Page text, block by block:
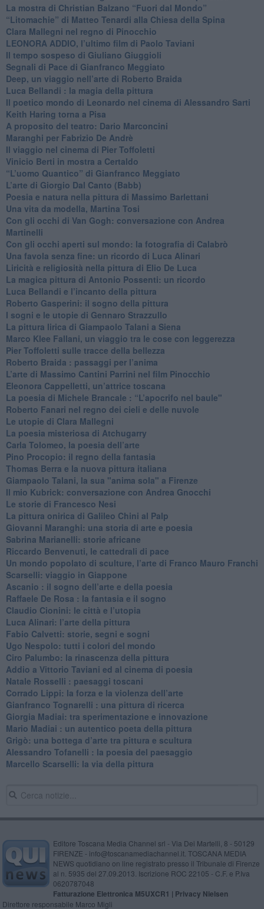
La mostra di Christian Balzano “Fuori dal Mondo”
​“Litomachie” di Matteo Tenardi alla Chiesa della Spina
​Clara Mallegni nel regno di Pinocchio
​LEONORA ADDIO, l’ultimo film di Paolo Taviani
Il tempo sospeso di Giuliano Giuggioli
Segnali di Pace di Gianfranco Meggiato
​Deep, un viaggio nell’arte di Roberto Braida
​Luca Bellandi : la magia della pittura
​Il poetico mondo di Leonardo nel cinema di Alessandro Sarti
​Keith Haring torna a Pisa
​A proposito del teatro: Dario Marconcini
Maranghi per Fabrizio De Andrè
​Il viaggio nel cinema di Pier Toffoletti
Vinicio Berti in mostra a Certaldo
“L’uomo Quantico” di Gianfranco Meggiato
​L’arte di Giorgio Dal Canto (Babb)
Poesia e natura nella pittura di Massimo Barlettani
Una vita da modella, Martina Tosi
​Con gli occhi di Van Gogh: conversazione con Andrea
Martinelli
​Con gli occhi aperti sul mondo: la fotografia di Calabrò
Una favola senza fine: un ricordo di Luca Alinari
Liricità e religiosità nella pittura di Elio De Luca
La magica pittura di Antonio Possenti: un ricordo
Luca Bellandi e l’incanto della pittura
​Roberto Gasperini: il sogno della pittura
I sogni e le utopie di Gennaro Strazzullo
La pittura lirica di Giampaolo Talani a Siena
​Marco Klee Fallani, un viaggio tra le cose con leggerezza
​Pier Toffoletti sulle tracce della bellezza
​Roberto Braida : passaggi per l’anima
​L’arte di Massimo Cantini Parrini nel film Pinocchio
Eleonora Cappelletti, un’attrice toscana
​La poesia di Michele Brancale : “L’apocrifo nel baule"
Roberto Fanari nel regno dei cieli e delle nuvole
Le utopie di Clara Mallegni
​La poesia misteriosa di Atchugarry
Carla Tolomeo, la poesia dell’arte
Pino Procopio: il regno della fantasia
Thomas Berra e la nuova pittura italiana
Giampaolo Talani, la sua "anima sola" a Firenze
Il mio Kubrick: conversazione con Andrea Gnocchi
Le storie di Francesco Nesi
​La pittura onirica di Galileo Chini al Palp
​Giovanni Maranghi: una storia di arte e poesia
Sabrina Marianelli: storie africane
​Riccardo Benvenuti, le cattedrali di pace
​Un mondo popolato di sculture, l’arte di Franco Mauro Franchi
​Scarselli: viaggio in Giappone
​Ascanio : il sogno dell’arte e della poesia
Raffaele De Rosa : la fantasia e il sogno
​Claudio Cionini: le città e l’utopia
Luca Alinari: l’arte della pittura
​Fabio Calvetti: storie, segni e sogni
Ugo Nespolo: tutti i colori del mondo
​Ciro Palumbo: la rinascenza della pittura
​Addio a Vittorio Taviani ed al cinema di poesia
​Natale Rosselli : paesaggi toscani
​Corrado Lippi: la forza e la violenza dell’arte
Gianfranco Tognarelli : una pittura di ricerca
Giorgia Madiai: tra sperimentazione e innovazione
Mario Madiai : un autentico poeta della pittura
Grigò: una bottega d’arte tra pittura e scultura
Alessandro Tofanelli : la poesia del paesaggio
​Marcello Scarselli: la via della pittura
Editore Toscana Media Channel srl - Via Dei Martelli, 8 - 50129
FIRENZE - info@toscanamediachannel.it. TOSCANA MEDIA
NEWS quotidiano on line registrato presso il Tribunale di Firenze
al n. 5935 del 27.09.2013. Iscrizione ROC 22105 - C.F. e P.Iva
0620787048
Fatturazione Elettronica M5UXCR1 | Privacy Nielsen
Direttore responsabile Marco Migli